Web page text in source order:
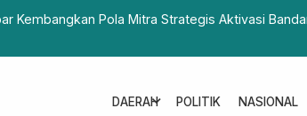
Kembangkan Pola Mitra Strategis Aktivasi
DAERAH
expand_more POLITIK NASIONAL